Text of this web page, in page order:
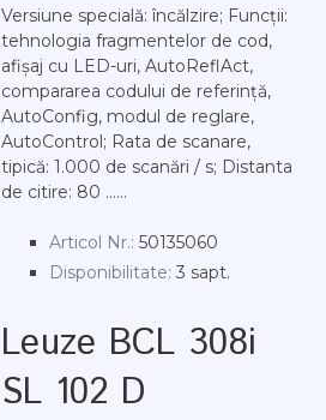
Versiune specială: încălzire; Funcții:
tehnologia fragmentelor de cod,
afișaj cu LED-uri, AutoReflAct,
compararea codului de referință,
AutoConfig, modul de reglare,
AutoControl; Rata de scanare,
tipică: 1.000 de scanări / s; Distanta
de citire: 80 ......
Articol Nr.: 50135060
Disponibilitate: 3 sapt.
Leuze BCL 308i
SL 102 D